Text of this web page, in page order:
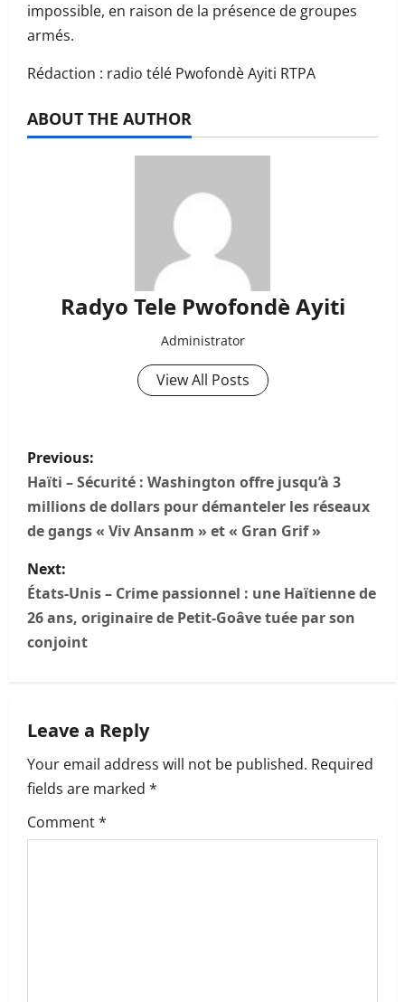
impossible, en raison de la présence de groupes
armés.
Rédaction : radio télé Pwofondè Ayiti RTPA
ABOUT THE AUTHOR
Radyo Tele Pwofondè Ayiti
Administrator
View All Posts
P
o
s
t
n
a
i
g
a
t
Previous:
Haïti – Sécurité : Washington offre jusqu’à 3
millions de dollars pour démanteler les réseaux
de gangs « Viv Ansanm » et « Gran Grif »
Next:
États-Unis – Crime passionnel : une Haïtienne de
26 ans, originaire de Petit-Goâve tuée par son
conjoint
Leave a Reply
Your email address will not be published. Required
fields are marked *
Comment*